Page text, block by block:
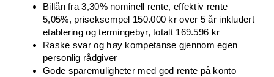
Billån fra 3,30% nominell rente, effektiv rente
5,05%, priseksempel 150.000 kr over 5 år inkludert
etablering og termingebyr, totalt 169.596 kr
Raske svar og høy kompetanse gjennom egen
personlig rådgiver
Gode sparemuligheter med god rente på konto